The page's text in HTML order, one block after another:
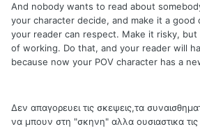
And nobody wants to read about
your character decide, and make it a good
your reader can respect. Make it risky, but
of working. Do that, and your reader will
because now your POV character has a
Δεν απαγορευει τις σκεψεις,τα
να μπουν στη "σκηνη" αλλα ουσιαστικα τις